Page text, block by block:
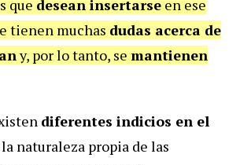
que desean insertarse en ese
tienen muchas dudas acerca de
y, por lo tanto, se mantienen
diferentes indicios en el
naturaleza propia de las